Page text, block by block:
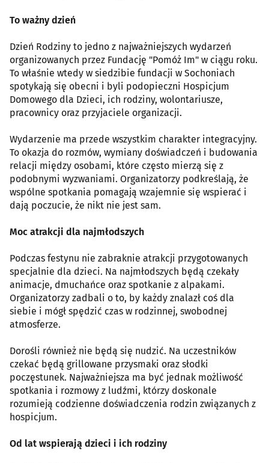
To ważny dzień
Dzień Rodziny to jedno z najważniejszych wydarzeń
organizowanych przez Fundację "Pomóż Im" w ciągu roku.
To właśnie wtedy w siedzibie fundacji w Sochoniach
spotykają się obecni i byli podopieczni Hospicjum
Domowego dla Dzieci, ich rodziny, wolontariusze,
pracownicy oraz przyjaciele organizacji.
Wydarzenie ma przede wszystkim charakter integracyjny.
To okazja do rozmów, wymiany doświadczeń i budowania
relacji między osobami, które często mierzą się z
podobnymi wyzwaniami. Organizatorzy podkreślają, że
wspólne spotkania pomagają wzajemnie się wspierać i
dają poczucie, że nikt nie jest sam.
Moc atrakcji dla najmłodszych
Podczas festynu nie zabraknie atrakcji przygotowanych
specjalnie dla dzieci. Na najmłodszych będą czekały
animacje, dmuchańce oraz spotkanie z alpakami.
Organizatorzy zadbali o to, by każdy znalazł coś dla
siebie i mógł spędzić czas w rodzinnej, swobodnej
atmosferze.
Dorośli również nie będą się nudzić. Na uczestników
czekać będą grillowane przysmaki oraz słodki
poczęstunek. Najważniejsza ma być jednak możliwość
spotkania i rozmowy z ludźmi, którzy doskonale
rozumieją codzienne doświadczenia rodzin związanych z
hospicjum.
Od lat wspierają dzieci i ich rodziny